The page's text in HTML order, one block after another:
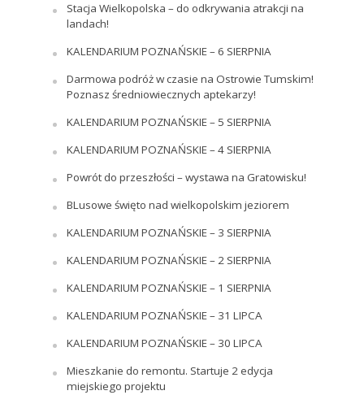
Stacja Wielkopolska – do odkrywania atrakcji na
landach!
KALENDARIUM POZNAŃSKIE – 6 SIERPNIA
Darmowa podróż w czasie na Ostrowie Tumskim!
Poznasz średniowiecznych aptekarzy!
KALENDARIUM POZNAŃSKIE – 5 SIERPNIA
KALENDARIUM POZNAŃSKIE – 4 SIERPNIA
Powrót do przeszłości – wystawa na Gratowisku!
BLusowe święto nad wielkopolskim jeziorem
KALENDARIUM POZNAŃSKIE – 3 SIERPNIA
KALENDARIUM POZNAŃSKIE – 2 SIERPNIA
KALENDARIUM POZNAŃSKIE – 1 SIERPNIA
KALENDARIUM POZNAŃSKIE – 31 LIPCA
KALENDARIUM POZNAŃSKIE – 30 LIPCA
Mieszkanie do remontu. Startuje 2 edycja
miejskiego projektu